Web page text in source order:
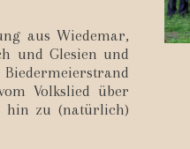
aus Wiedemar,
und Glesien und
Volkslied über
hin zu (natürlich)